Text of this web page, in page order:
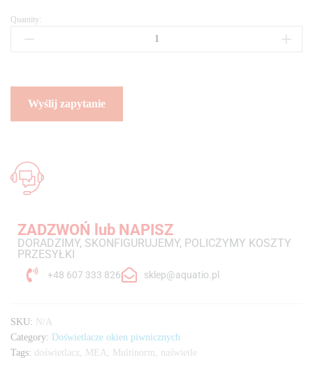
Quantity:
ZADZWOŃ lub NAPISZ
DORADZIMY, SKONFIGURUJEMY, POLICZYMY KOSZTY
PRZESYŁKI
+48 607 333 826 sklep@aquatio.pl
SKU: N/A
Category: Doświetlacze okien piwnicznych
Tags: doświetlacz MEA Multinorm naświetle